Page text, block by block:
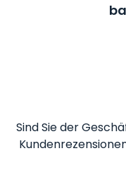
Sind Sie der